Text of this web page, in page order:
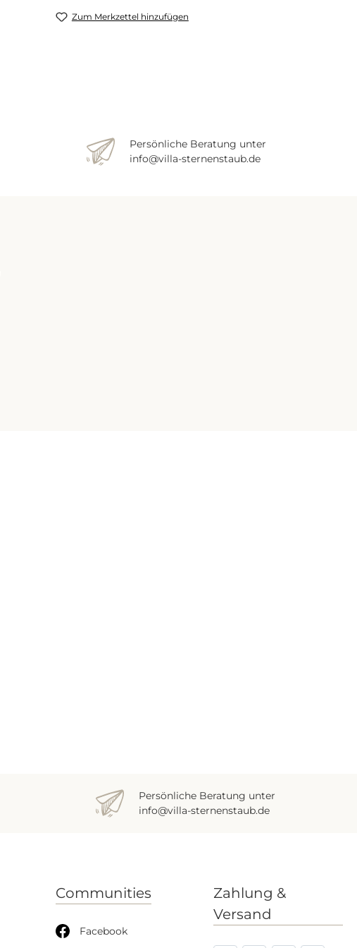
Zum Merkzettel hinzufügen
Persönliche Beratung unter
info@villa-sternenstaub.de
Persönliche Beratung unter
info@villa-sternenstaub.de
Communities
Facebook
Zahlung &
Versand